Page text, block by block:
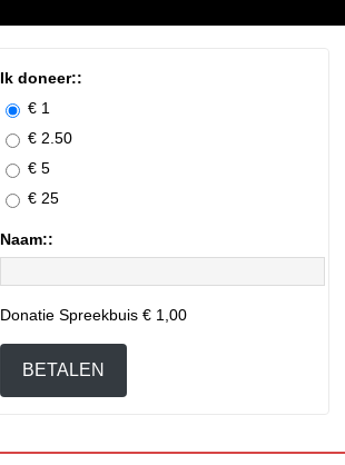
Ik doneer::
€ 1
€ 2.50
€ 5
€ 25
Naam::
Donatie Spreekbuis € 1,00
BETALEN